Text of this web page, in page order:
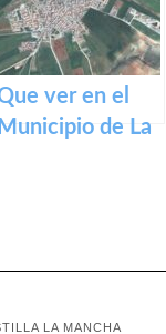
ver en el
Municipio de La
LA MANCHA